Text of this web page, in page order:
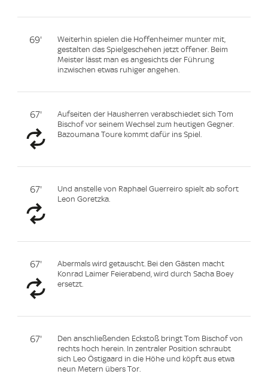
69'
Weiterhin spielen die Hoffenheimer munter mit,
gestalten das Spielgeschehen jetzt offener. Beim
Meister lässt man es angesichts der Führung
inzwischen etwas ruhiger angehen.
67'
Aufseiten der Hausherren verabschiedet sich Tom
Bischof vor seinem Wechsel zum heutigen Gegner.
Bazoumana Toure kommt dafür ins Spiel.
67'
Und anstelle von Raphael Guerreiro spielt ab sofort
Leon Goretzka.
67'
Abermals wird getauscht. Bei den Gästen macht
Konrad Laimer Feierabend, wird durch Sacha Boey
ersetzt.
67'
Den anschließenden Eckstoß bringt Tom Bischof von
rechts hoch herein. In zentraler Position schraubt
sich Leo Östigaard in die Höhe und köpft aus etwa
neun Metern übers Tor.